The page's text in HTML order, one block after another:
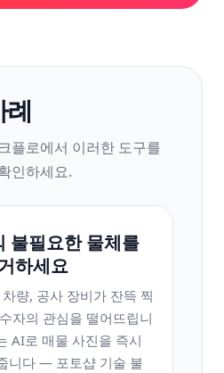
례
플로에서 이러한 도구를
인하세요.
불필요한 물체를
하세요
량, 공사 장비가 잔뜩 찍
자의 관심을 떨어뜨립니
AI로 매물 사진을 즉시
니다 — 포토샵 기술 불